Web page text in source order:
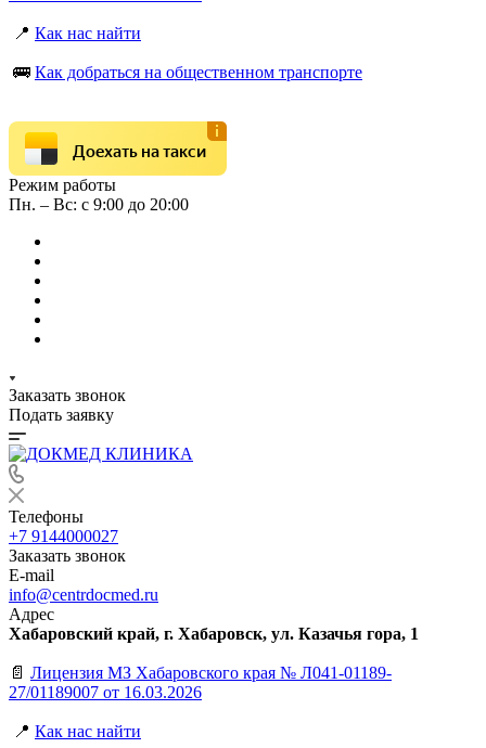
📍 Как нас найти
🚌 Как добраться на общественном транспорте
Доехать на такси
Режим работы
Пн. – Вс: с 9:00 до 20:00
Заказать звонок
Подать заявку
Телефоны
+7 9144000027
Заказать звонок
E-mail
info@centrdocmed.ru
Адрес
Хабаровский край, г. Хабаровск, ул. Казачья гора, 1
📄 Лицензия МЗ Хабаровского края № Л041-01189-
27/01189007 от 16.03.2026
📍 Как нас найти